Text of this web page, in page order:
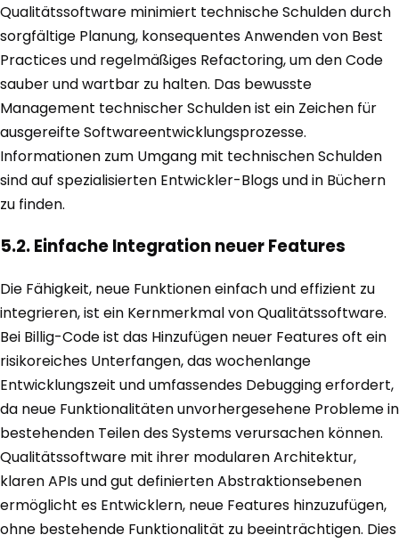
Qualitätssoftware minimiert technische Schulden durch
sorgfältige Planung, konsequentes Anwenden von Best
Practices und regelmäßiges Refactoring, um den Code
sauber und wartbar zu halten. Das bewusste
Management technischer Schulden ist ein Zeichen für
ausgereifte Softwareentwicklungsprozesse.
Informationen zum Umgang mit technischen Schulden
sind auf spezialisierten Entwickler-Blogs und in Büchern
zu finden.
5.2. Einfache Integration neuer Features
Die Fähigkeit, neue Funktionen einfach und effizient zu
integrieren, ist ein Kernmerkmal von Qualitätssoftware.
Bei Billig-Code ist das Hinzufügen neuer Features oft ein
risikoreiches Unterfangen, das wochenlange
Entwicklungszeit und umfassendes Debugging erfordert,
da neue Funktionalitäten unvorhergesehene Probleme in
bestehenden Teilen des Systems verursachen können.
Qualitätssoftware mit ihrer modularen Architektur,
klaren APIs und gut definierten Abstraktionsebenen
ermöglicht es Entwicklern, neue Features hinzuzufügen,
ohne bestehende Funktionalität zu beeinträchtigen. Dies